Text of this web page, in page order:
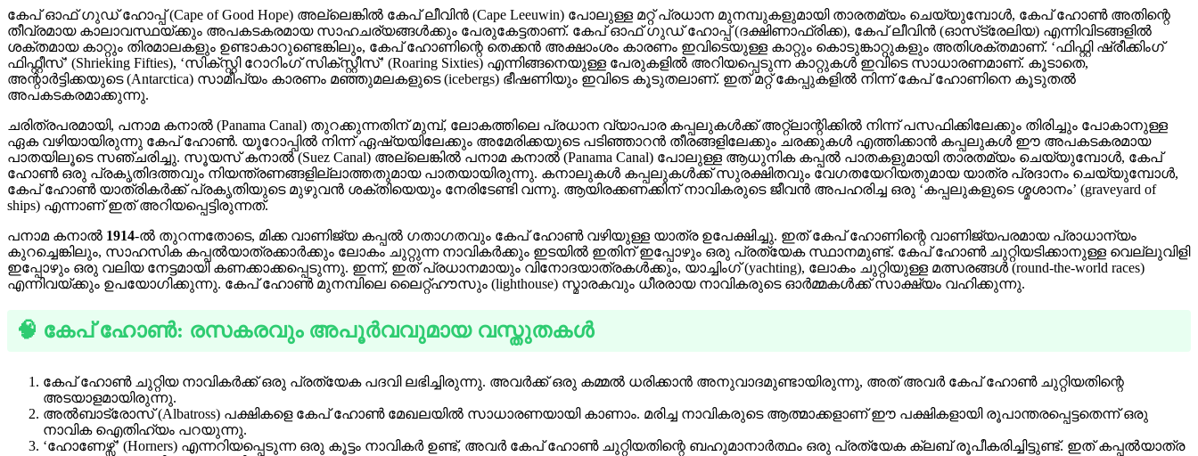
കേപ് ഓഫ് ഗുഡ് ഹോപ്പ് (Cape of Good Hope) അല്ലെങ്കിൽ കേപ് ലീവിൻ (Cape Leeuwin) പോലുള്ള മറ്റ് പ്രധാന മുനമ്പുകളുമായി താരതമ്യം ചെയ്യുമ്പോൾ, കേപ് ഹോൺ അതിന്റെ
തീവ്രമായ കാലാവസ്ഥയ്ക്കും അപകടകരമായ സാഹചര്യങ്ങൾക്കും പേരുകേട്ടതാണ്. കേപ് ഓഫ് ഗുഡ് ഹോപ്പ് (ദക്ഷിണാഫ്രിക്ക), കേപ് ലീവിൻ (ഓസ്‌ട്രേലിയ) എന്നിവിടങ്ങളിൽ
ശക്തമായ കാറ്റും തിരമാലകളും ഉണ്ടാകാറുണ്ടെങ്കിലും, കേപ് ഹോണിന്റെ തെക്കൻ അക്ഷാംശം കാരണം ഇവിടെയുള്ള കാറ്റും കൊടുങ്കാറ്റുകളും അതിശക്തമാണ്. ‘ഫിഫ്റ്റി ഷ്രീക്കിംഗ്
ഫിഫ്റ്റീസ്’ (Shrieking Fifties), ‘സിക്സ്റ്റി റോറിംഗ് സിക്സ്റ്റീസ്’ (Roaring Sixties) എന്നിങ്ങനെയുള്ള പേരുകളിൽ അറിയപ്പെടുന്ന കാറ്റുകൾ ഇവിടെ സാധാരണമാണ്. കൂടാതെ,
അന്റാർട്ടിക്കയുടെ (Antarctica) സാമീപ്യം കാരണം മഞ്ഞുമലകളുടെ (icebergs) ഭീഷണിയും ഇവിടെ കൂടുതലാണ്. ഇത് മറ്റ് കേപ്പുകളിൽ നിന്ന് കേപ് ഹോണിനെ കൂടുതൽ
അപകടകരമാക്കുന്നു.
ചരിത്രപരമായി, പനാമ കനാൽ (Panama Canal) തുറക്കുന്നതിന് മുമ്പ്, ലോകത്തിലെ പ്രധാന വ്യാപാര കപ്പലുകൾക്ക് അറ്റ്ലാന്റിക്കിൽ നിന്ന് പസഫിക്കിലേക്കും തിരിച്ചും പോകാനുള്ള
ഏക വഴിയായിരുന്നു കേപ് ഹോൺ. യൂറോപ്പിൽ നിന്ന് ഏഷ്യയിലേക്കും അമേരിക്കയുടെ പടിഞ്ഞാറൻ തീരങ്ങളിലേക്കും ചരക്കുകൾ എത്തിക്കാൻ കപ്പലുകൾ ഈ അപകടകരമായ
പാതയിലൂടെ സഞ്ചരിച്ചു. സൂയസ് കനാൽ (Suez Canal) അല്ലെങ്കിൽ പനാമ കനാൽ (Panama Canal) പോലുള്ള ആധുനിക കപ്പൽ പാതകളുമായി താരതമ്യം ചെയ്യുമ്പോൾ, കേപ്
ഹോൺ ഒരു പ്രകൃതിദത്തവും നിയന്ത്രണങ്ങളില്ലാത്തതുമായ പാതയായിരുന്നു. കനാലുകൾ കപ്പലുകൾക്ക് സുരക്ഷിതവും വേഗതയേറിയതുമായ യാത്ര പ്രദാനം ചെയ്യുമ്പോൾ,
കേപ് ഹോൺ യാത്രികർക്ക് പ്രകൃതിയുടെ മുഴുവൻ ശക്തിയെയും നേരിടേണ്ടി വന്നു. ആയിരക്കണക്കിന് നാവികരുടെ ജീവൻ അപഹരിച്ച ഒരു ‘കപ്പലുകളുടെ ശ്മശാനം’ (graveyard of
ships) എന്നാണ് ഇത് അറിയപ്പെട്ടിരുന്നത്.
പനാമ കനാൽ 1914-ൽ തുറന്നതോടെ, മിക്ക വാണിജ്യ കപ്പൽ ഗതാഗതവും കേപ് ഹോൺ വഴിയുള്ള യാത്ര ഉപേക്ഷിച്ചു. ഇത് കേപ് ഹോണിന്റെ വാണിജ്യപരമായ പ്രാധാന്യം
കുറച്ചെങ്കിലും, സാഹസിക കപ്പൽയാത്രക്കാർക്കും ലോകം ചുറ്റുന്ന നാവികർക്കും ഇടയിൽ ഇതിന് ഇപ്പോഴും ഒരു പ്രത്യേക സ്ഥാനമുണ്ട്. കേപ് ഹോൺ ചുറ്റിയടിക്കാനുള്ള വെല്ലുവിളി
ഇപ്പോഴും ഒരു വലിയ നേട്ടമായി കണക്കാക്കപ്പെടുന്നു. ഇന്ന്, ഇത് പ്രധാനമായും വിനോദയാത്രകൾക്കും, യാച്ചിംഗ് (yachting), ലോകം ചുറ്റിയുള്ള മത്സരങ്ങൾ (round-the-world races)
എന്നിവയ്ക്കും ഉപയോഗിക്കുന്നു. കേപ് ഹോൺ മുനമ്പിലെ ലൈറ്റ്ഹൗസും (lighthouse) സ്മാരകവും ധീരരായ നാവികരുടെ ഓർമ്മകൾക്ക് സാക്ഷ്യം വഹിക്കുന്നു.
🧠 കേപ് ഹോൺ: രസകരവും അപൂർവവുമായ വസ്തുതകൾ
കേപ് ഹോൺ ചുറ്റിയ നാവികർക്ക് ഒരു പ്രത്യേക പദവി ലഭിച്ചിരുന്നു. അവർക്ക് ഒരു കമ്മൽ ധരിക്കാൻ അനുവാദമുണ്ടായിരുന്നു, അത് അവർ കേപ് ഹോൺ ചുറ്റിയതിന്റെ
അടയാളമായിരുന്നു.
അൽബാട്രോസ് (Albatross) പക്ഷികളെ കേപ് ഹോൺ മേഖലയിൽ സാധാരണയായി കാണാം. മരിച്ച നാവികരുടെ ആത്മാക്കളാണ് ഈ പക്ഷികളായി രൂപാന്തരപ്പെട്ടതെന്ന് ഒരു
നാവിക ഐതിഹ്യം പറയുന്നു.
‘ഹോണേഴ്സ്’ (Horners) എന്നറിയപ്പെടുന്ന ഒരു കൂട്ടം നാവികർ ഉണ്ട്, അവർ കേപ് ഹോൺ ചുറ്റിയതിന്റെ ബഹുമാനാർത്ഥം ഒരു പ്രത്യേക ക്ലബ് രൂപീകരിച്ചിട്ടുണ്ട്. ഇത് കപ്പൽയാത്ര